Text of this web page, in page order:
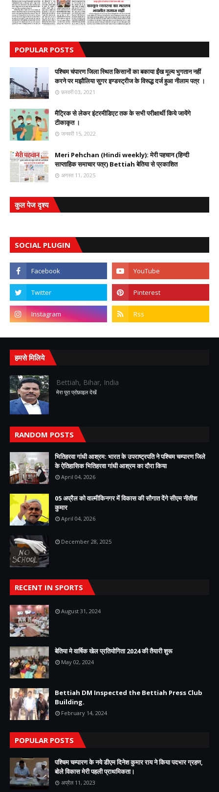
POPULAR POSTS
पश्चिम चंपारण जिला स्थित किसानों का बकाया ईंख मूल्य भुगतान नहीं
करने पर मझौलिया सुगर इण्डस्ट्रीज के विरूद्ध दर्ज हुआ नीलाम पत्र ।
फ़रवरी 03, 2021
मैट्रिक से लेकर इंटरमीडिएट तक के सभी परीक्षार्थी किये जायेंगे
टीकाकृत ।
जनवरी 15, 2022
Meri Pehchan (Hindi weekly): मेरी पहचान (हिन्दी
साप्ताहिक समाचार पत्र) Bettiah बेतिया से प्रकाशित
अगस्त 11, 2025
कुल पेज दृश्य
SOCIAL PLUGIN
हमसे मिलिये
Bettiah, Bihar, India
मेरा पूरा प्रोफ़ाइल देखें
RANDOM POSTS
भितिहरवा गांधी आश्रम: भारत के उपराष्ट्रपति ने पश्चिम चम्पारण जिले
के ऐतिहासिक भितिहरवा गांधी आश्रम का दौरा किया
April 04, 2026
05 अप्रैल को वाल्मीकिनगर में विकास की सौगात देंगे सीएम नीतीश
कुमार
April 04, 2026
December 28, 2025
RECENT IN SPORTS
August 31, 2024
बेतिया मे वार्षिक खेल प्रतियोगिता 2024 की तैयारी शुरू
May 02, 2024
Bettiah DM Inspected the Bettiah Press Club
Building.
February 14, 2024
POPULAR POSTS
पश्चिम चम्पारण के नये डीएम दिनेश कुमार राय ने किया पदभार ग्रहण,
बोले विकास मेरी पहली प्राथमिकता।
अप्रैल 11, 2023